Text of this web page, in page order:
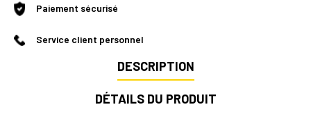
Paiement sécurisé
Service client personnel
DESCRIPTION
DÉTAILS DU PRODUIT